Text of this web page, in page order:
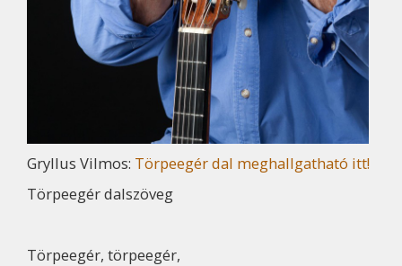
Gryllus Vilmos: Törpeegér dal meghallgatható itt!
Törpeegér dalszöveg
Törpeegér, törpeegér,